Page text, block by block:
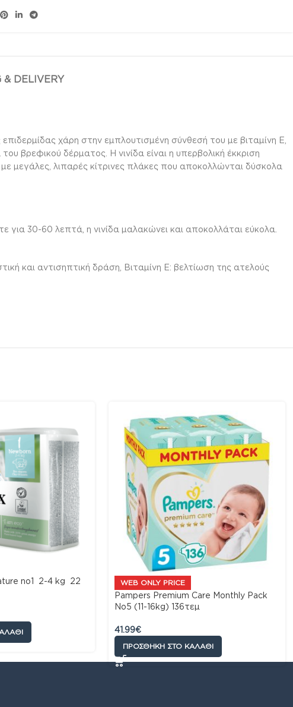
& DELIVERY
χάρη στην εμπλουτισμένη σύνθεσή του με βιταμίνη Ε,
βρεφικού δέρματος. Η νινίδα είναι η υπερβολική έκκριση
μεγάλες, λιπαρές κίτρινες πλάκες που αποκολλώνται δύσκολα
30-60 λεπτά, η νινίδα μαλακώνει και αποκολλάται εύκολα.
και αντισηπτική δράση, Βιταμίνη Ε: βελτίωση της ατελούς
no1 2-4 kg 22
WEB ONLY PRICE
Pampers Premium Care Monthly Pack
Νο5 (11-16kg) 136τεμ
41.99€
ΠΡΟΣΘΉΚΗ ΣΤΟ ΚΑΛΆΘΙ